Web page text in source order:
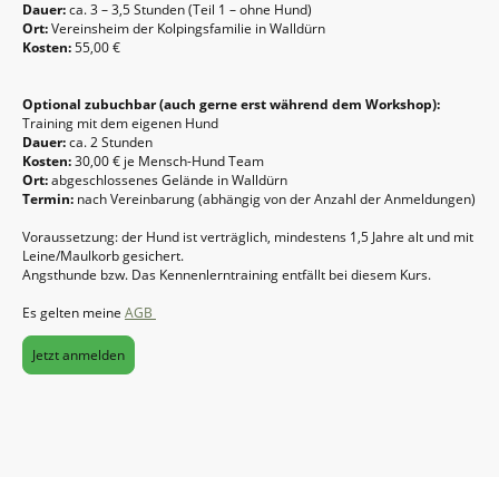
Dauer:ca. 3 – 3,5 Stunden (Teil 1 – ohne Hund)
Ort:Vereinsheim der Kolpingsfamilie in Walldürn
Kosten:55,00 €
Optional zubuchbar (auch gerne erst während dem Workshop):
Training mit dem eigenen Hund
Dauer:ca. 2 Stunden
Kosten:30,00 € je Mensch-Hund Team
Ort:abgeschlossenes Gelände in Walldürn
Termin: nach Vereinbarung (abhängig von der Anzahl der Anmeldungen)
Voraussetzung: der Hund ist verträglich, mindestens 1,5 Jahre alt und mit
Leine/Maulkorb gesichert.
Angsthunde bzw. Das Kennenlerntraining entfällt bei diesem Kurs.
Es gelten meine AGB
Jetzt anmelden